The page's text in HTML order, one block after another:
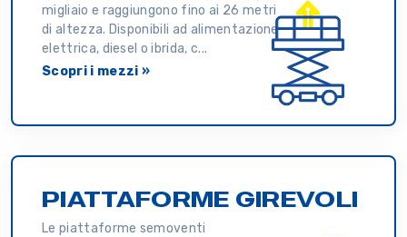
migliaio e raggiungono fino ai 26 metri
di altezza. Disponibili ad alimentazione
elettrica, diesel o ibrida, c...
Scopri i mezzi »
PIATTAFORME GIREVOLI
Le piattaforme semoventi